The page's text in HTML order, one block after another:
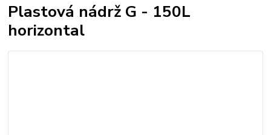
Plastová nádrž G - 150L
horizontal